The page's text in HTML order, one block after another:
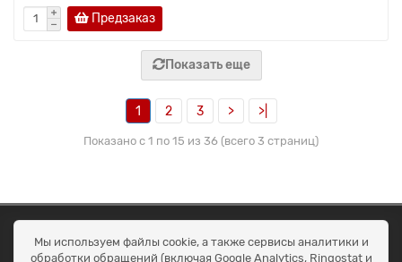
Предзаказ
Показать еще
1 2 3 > >|
Показано с 1 по 15 из 36 (всего 3 страниц)
ОКЕАН ТРЕЙД
Договір публичної оферти
Мы используем файлы cookie, а также сервисы аналитики и
обработки обращений (включая Google Analytics, Ringostat и